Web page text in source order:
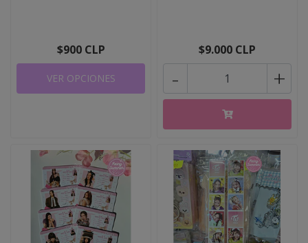
$900 CLP
VER OPCIONES
$9.000 CLP
+
-